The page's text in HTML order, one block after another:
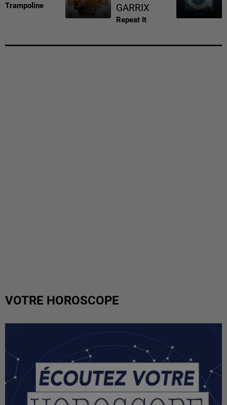
Trampoline
GARRIX
Repeat It
VOTRE HOROSCOPE